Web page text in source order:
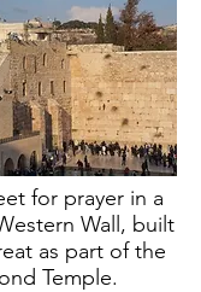
for prayer in a
Wall, built
as part of the
Temple.